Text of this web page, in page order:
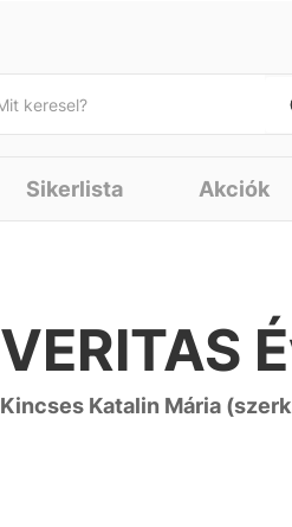
Sikerlista Akciók
VERITAS
Kincses Katalin Mária